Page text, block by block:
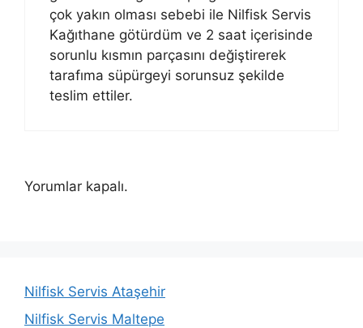
çok yakın olması sebebi ile Nilfisk Servis
Kağıthane götürdüm ve 2 saat içerisinde
sorunlu kısmın parçasını değiştirerek
tarafıma süpürgeyi sorunsuz şekilde
teslim ettiler.
Yorumlar kapalı.
Nilfisk Servis Ataşehir
Nilfisk Servis Maltepe